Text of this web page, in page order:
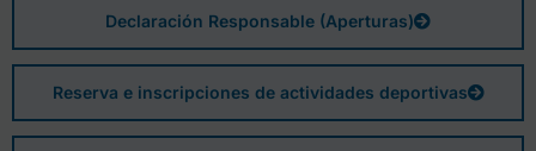
Declaración Responsable (Aperturas)
Reserva e inscripciones de actividades deportivas